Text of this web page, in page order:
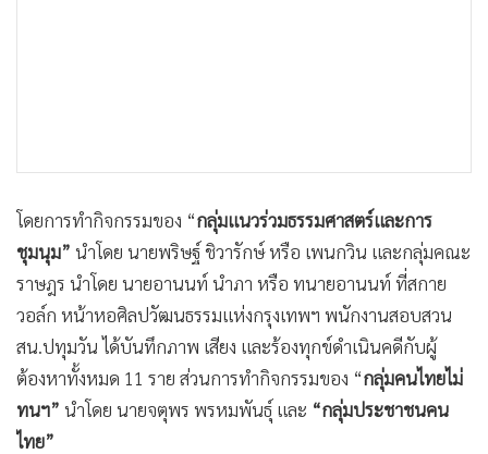
โดยการทำกิจกรรมของ “กลุ่มแนวร่วมธรรมศาสตร์และการ
ชุมนุม” นำโดย นายพริษฐ์ ชิวารักษ์ หรือ เพนกวิน และกลุ่มคณะ
ราษฎร นำโดย นายอานนท์ นำภา หรือ ทนายอานนท์ ที่สกาย
วอล์ก หน้าหอศิลปวัฒนธรรมแห่งกรุงเทพฯ พนักงานสอบสวน
สน.ปทุมวัน ได้บันทึกภาพ เสียง และร้องทุกข์ดำเนินคดีกับผู้
ต้องหาทั้งหมด 11 ราย ส่วนการทำกิจกรรมของ “กลุ่มคนไทยไม่
ทนฯ” นำโดย นายจตุพร พรหมพันธุ์ และ “กลุ่มประชาชนคน
ไทย”